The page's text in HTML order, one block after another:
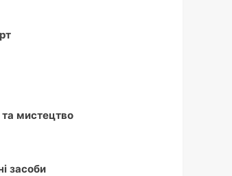
та мистецтво
засоби